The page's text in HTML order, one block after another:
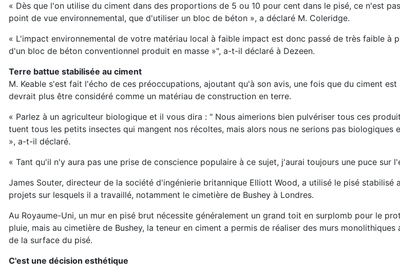
« Dès que l'on utilise du ciment dans des proportions de 5 ou 10 pour cent dans le pisé, ce n'est
point de vue environnemental, que d'utiliser un bloc de béton », a déclaré M. Coleridge.
« L'impact environnemental de votre matériau local à faible impact est donc passé de très faible à
d'un bloc de béton conventionnel produit en masse »", a-t-il déclaré à Dezeen.
Terre battue stabilisée au ciment
M. Keable s'est fait l'écho de ces préoccupations, ajoutant qu'à son avis, une fois que du ciment
devrait plus être considéré comme un matériau de construction en terre.
« Parlez à un agriculteur biologique et il vous dira : " Nous aimerions bien pulvériser tous ces
tuent tous les petits insectes qui mangent nos récoltes, mais alors nous ne serions pas biologiques
», a-t-il déclaré.
« Tant qu'il n'y aura pas une prise de conscience populaire à ce sujet, j'aurai toujours une puce sur
James Souter, directeur de la société d'ingénierie britannique Elliott Wood, a utilisé le pisé stabilisé
projets sur lesquels il a travaillé, notamment le cimetière de Bushey à Londres.
Au Royaume-Uni, un mur en pisé brut nécessite généralement un grand toit en surplomb pour le
pluie, mais au cimetière de Bushey, la teneur en ciment a permis de réaliser des murs
de la surface du pisé.
C'est une décision esthétique